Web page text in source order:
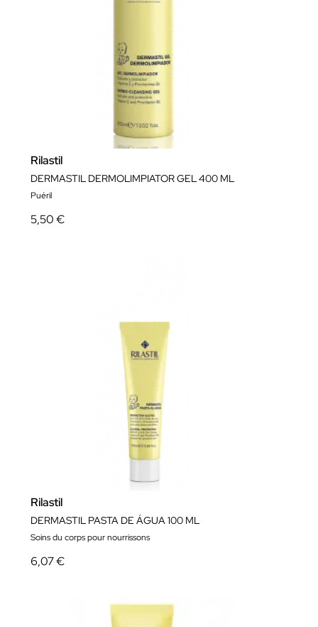
Rilastil
DERMASTIL DERMOLIMPIATOR GEL 400 ML
Puéril
5,50 €
Rilastil
DERMASTIL PASTA DE ÁGUA 100 ML
Soins du corps pour nourrissons
6,07 €